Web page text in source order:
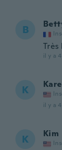
B
Très
il y a
K
il y a
K Kim